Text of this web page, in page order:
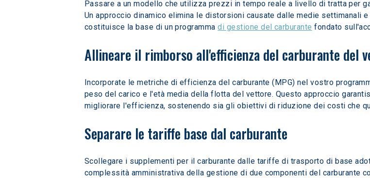
Passare a un modello che utilizza prezzi in tempo reale a livello di tratta per
Un approccio dinamico elimina le distorsioni causate dalle medie settimanali
costituisce la base di un programma di gestione del carburante fondato
Allineare il rimborso all'efficienza del carburante del
Incorporate le metriche di efficienza del carburante (MPG) nel vostro
peso del carico e l'età media della flotta del vettore. Questo approccio
migliorare l'efficienza, sostenendo sia gli obiettivi di riduzione dei costi che
Separare le tariffe base dal carburante
Scollegare i supplementi per il carburante dalle tariffe di trasporto di base
complessità amministrativa della gestione di due componenti del carburante